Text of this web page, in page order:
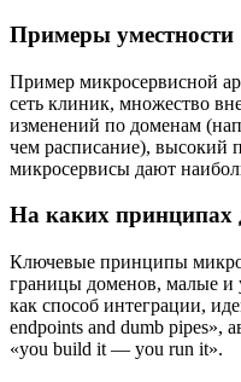
Примеры уместности
Пример микросервисной
сеть клиник, множество
изменений по доменам
чем расписание), высокий
микросервисы дают
На каких принципах
Ключевые принципы
границы доменов, малые и
как способ интеграции,
endpoints and dumb pipes»,
«you build it — you run it».